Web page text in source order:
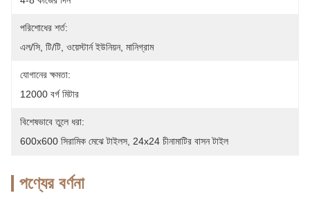
পরিশোধের শর্ত:
এল/সি, টি/টি, ওয়েস্টার্ন ইউনিয়ন, মানিগ্রাম
যোগানের ক্ষমতা:
12000 বর্গ মিটার
বিশেষভাবে তুলে ধরা:
600x600 সিরামিক মেঝে টাইলস 24x24 চীনামাটির বাসন টাইল
পণ্যের বর্ণনা